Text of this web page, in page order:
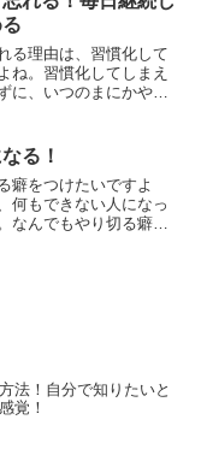
意識を持つこ...
る理由は、習慣化して
ね。習慣化してしまえ
に、いつのまにかやっ
す。意識しないと忘れ
と忘れる...
る！
癖をつけたいですよ
何もできない人になっ
なんでもやり切る癖を
法！自分で知りたいと
覚！